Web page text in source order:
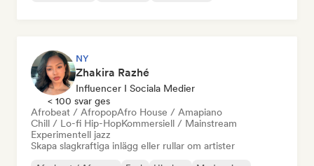
NY
Zhakira Razhé
Influencer I Sociala Medier
< 100 svar ges
Afrobeat / AfropopAfro House / Amapiano
Chill / Lo-fi Hip-HopKommersiell / Mainstream
Experimentell jazz
Skapa slagkraftiga inlägg eller rullar om artister